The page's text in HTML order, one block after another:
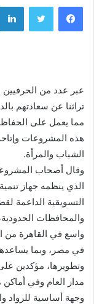
فيسبوك تويتر
عبر عدد من
تراثنا عن سعادتهم
مما يعمل على
هذه المشروعات
الشباب والمرأة.
وقال أصحاب
الذي ينظمه جهاز
التسويقية الداعمة
والمحافظات
واسع في القاهرة من
في مصر، وبما
وتطويرها، مؤكدين
مدار العام وفي أماكن
وجهة أساسية للرواد